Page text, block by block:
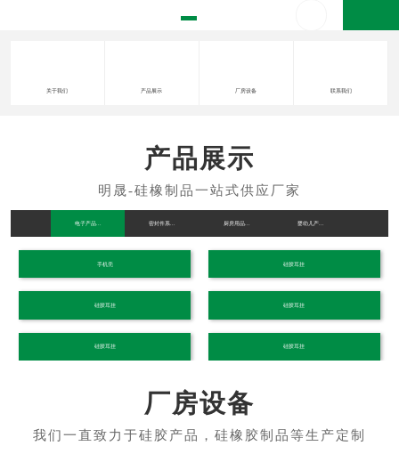
关于我们 产品展示 厂房设备 联系我们
产品展示
电子产品... 密封件系... 厨房用品... 婴幼儿产...
手机壳 硅胶耳挂
硅胶耳挂 硅胶耳挂
硅胶耳挂 硅胶耳挂
厂房设备